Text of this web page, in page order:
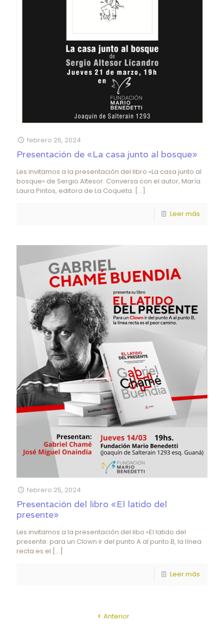
febrero 26, 2024
Presentación de «La casa junto al bosque»
Les invitamos a la presentación del libro «La casa junto al
bosque» de Sergio Altesor. Conversa con el autor, María
Laura Pintos, editora de La Coqueta. […]
Leer más
febrero 25, 2024
Presentación del libro «El latido del
presente»
Les invitamos a la presentación del libo «El latido del
presente: para un Clown ir del punto A al punto B, la línea
recta es el […]
Leer más
Anterior